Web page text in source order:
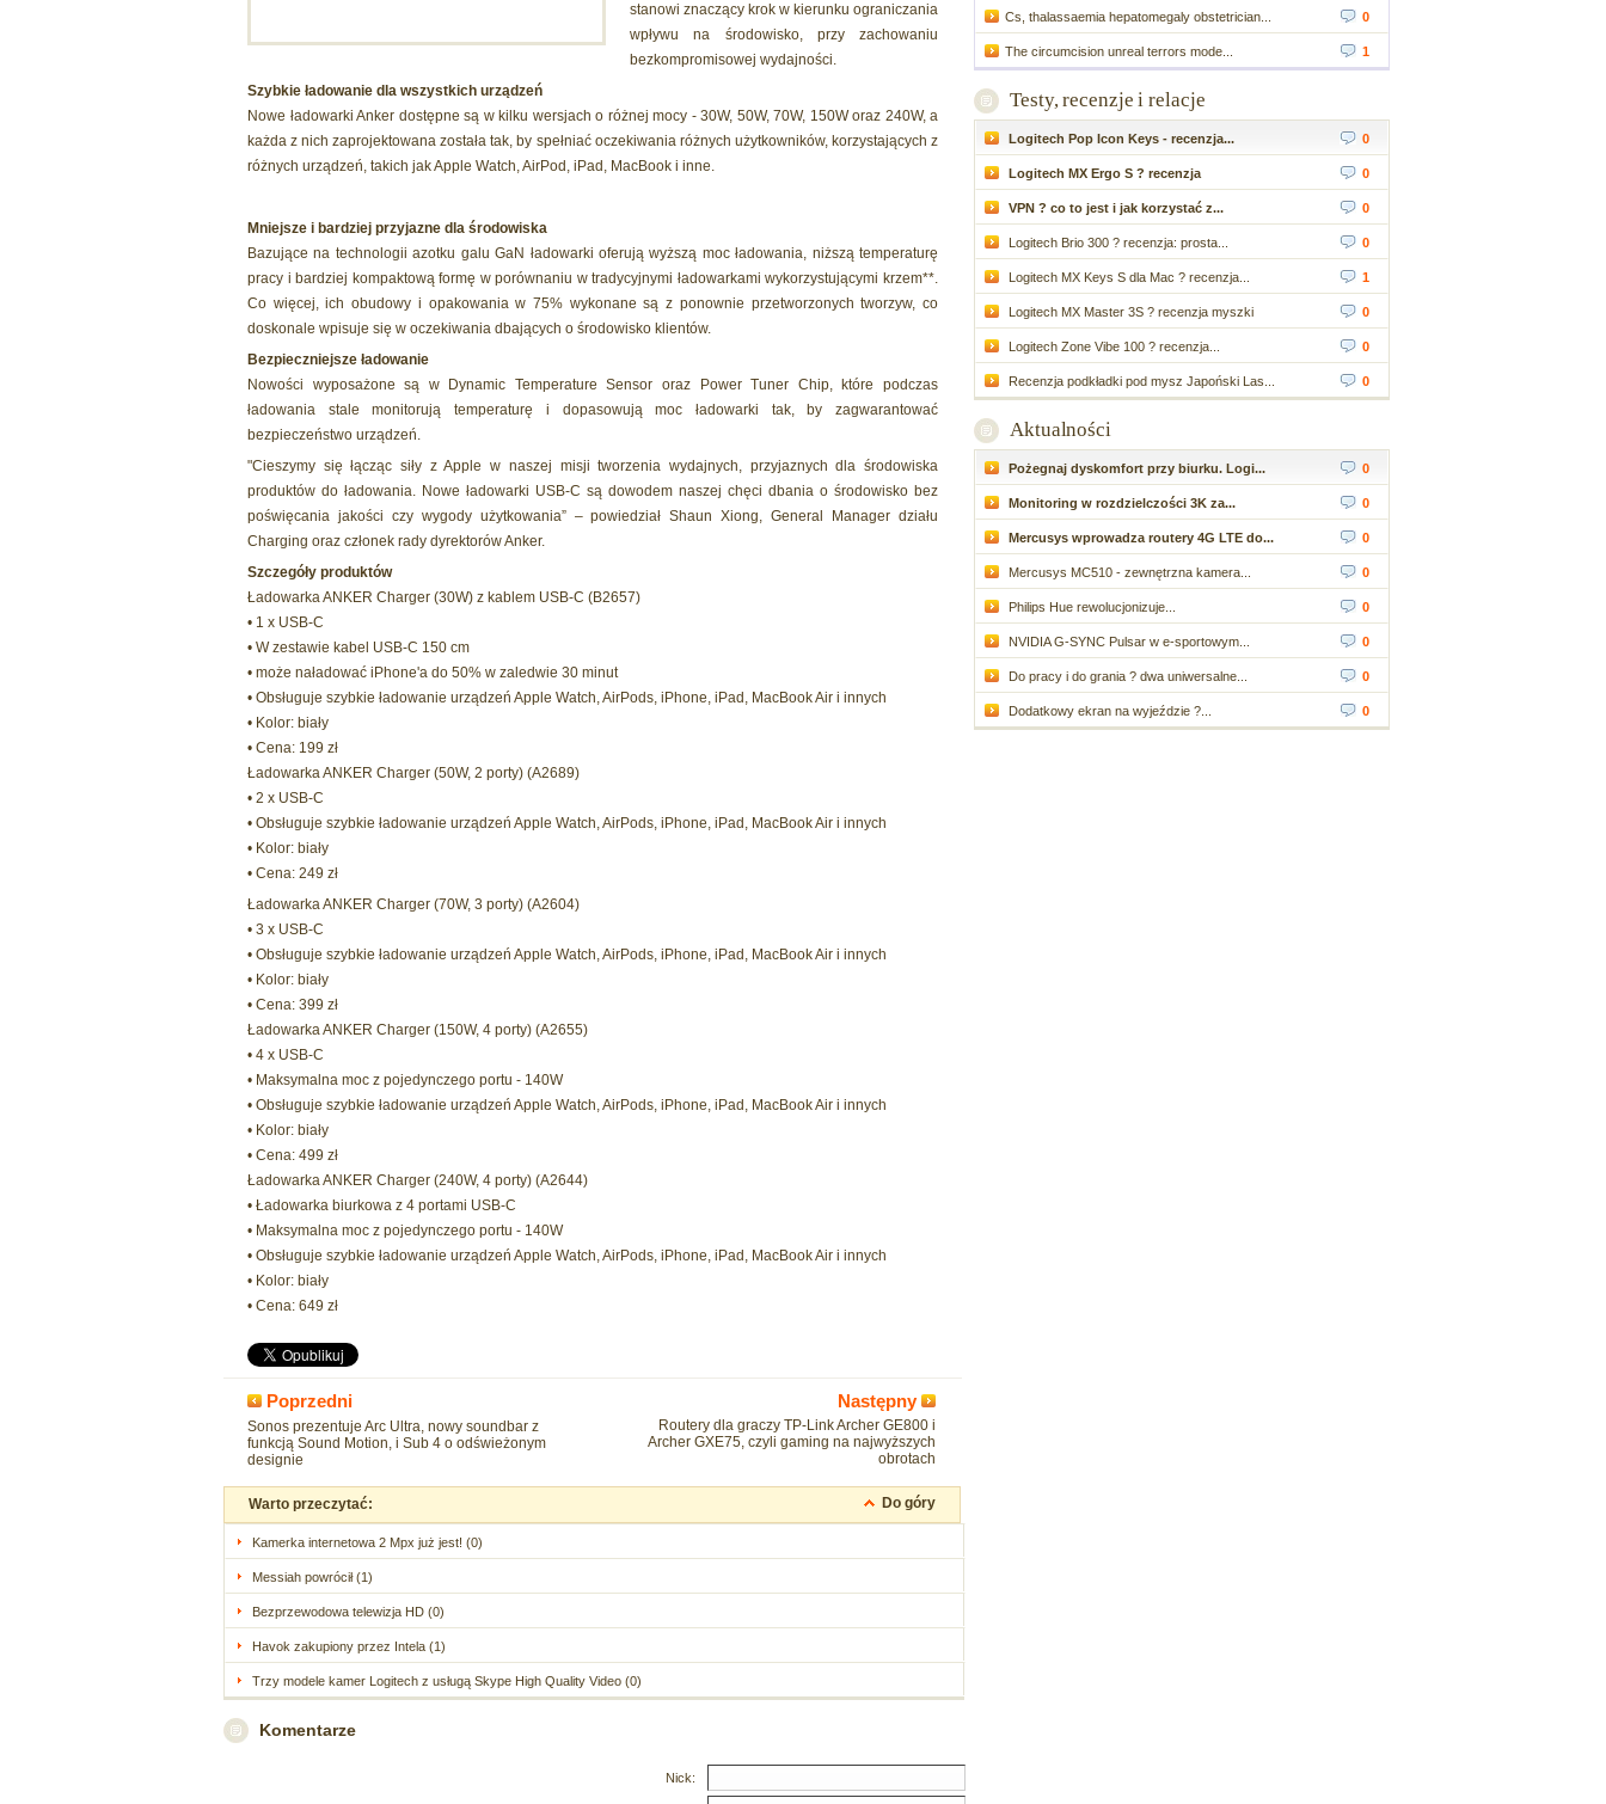
stanowi znaczący krok w kierunku ograniczania
wpływu na środowisko, przy zachowaniu
bezkompromisowej wydajności.
Szybkie ładowanie dla wszystkich urządzeń
Nowe ładowarki Anker dostępne są w kilku wersjach o różnej mocy - 30W, 50W, 70W, 150W oraz 240W, a
każda z nich zaprojektowana została tak, by spełniać oczekiwania różnych użytkowników, korzystających z
różnych urządzeń, takich jak Apple Watch, AirPod, iPad, MacBook i inne.
Mniejsze i bardziej przyjazne dla środowiska
Bazujące na technologii azotku galu GaN ładowarki oferują wyższą moc ładowania, niższą temperaturę
pracy i bardziej kompaktową formę w porównaniu w tradycyjnymi ładowarkami wykorzystującymi krzem**.
Co więcej, ich obudowy i opakowania w 75% wykonane są z ponownie przetworzonych tworzyw, co
doskonale wpisuje się w oczekiwania dbających o środowisko klientów.
Bezpieczniejsze ładowanie
Nowości wyposażone są w Dynamic Temperature Sensor oraz Power Tuner Chip, które podczas
ładowania stale monitorują temperaturę i dopasowują moc ładowarki tak, by zagwarantować
bezpieczeństwo urządzeń.
"Cieszymy się łącząc siły z Apple w naszej misji tworzenia wydajnych, przyjaznych dla środowiska
produktów do ładowania. Nowe ładowarki USB-C są dowodem naszej chęci dbania o środowisko bez
poświęcania jakości czy wygody użytkowania” – powiedział Shaun Xiong, General Manager działu
Charging oraz członek rady dyrektorów Anker.
Szczegóły produktów
Ładowarka ANKER Charger (30W) z kablem USB-C (B2657)
• 1 x USB-C
• W zestawie kabel USB-C 150 cm
• może naładować iPhone'a do 50% w zaledwie 30 minut
• Obsługuje szybkie ładowanie urządzeń Apple Watch, AirPods, iPhone, iPad, MacBook Air i innych
• Kolor: biały
• Cena: 199 zł
Ładowarka ANKER Charger (50W, 2 porty) (A2689)
• 2 x USB-C
• Obsługuje szybkie ładowanie urządzeń Apple Watch, AirPods, iPhone, iPad, MacBook Air i innych
• Kolor: biały
• Cena: 249 zł
Ładowarka ANKER Charger (70W, 3 porty) (A2604)
• 3 x USB-C
• Obsługuje szybkie ładowanie urządzeń Apple Watch, AirPods, iPhone, iPad, MacBook Air i innych
• Kolor: biały
• Cena: 399 zł
Ładowarka ANKER Charger (150W, 4 porty) (A2655)
• 4 x USB-C
• Maksymalna moc z pojedynczego portu - 140W
• Obsługuje szybkie ładowanie urządzeń Apple Watch, AirPods, iPhone, iPad, MacBook Air i innych
• Kolor: biały
• Cena: 499 zł
Ładowarka ANKER Charger (240W, 4 porty) (A2644)
• Ładowarka biurkowa z 4 portami USB-C
• Maksymalna moc z pojedynczego portu - 140W
• Obsługuje szybkie ładowanie urządzeń Apple Watch, AirPods, iPhone, iPad, MacBook Air i innych
• Kolor: biały
• Cena: 649 zł
Poprzedni
Sonos prezentuje Arc Ultra, nowy soundbar z
funkcją Sound Motion, i Sub 4 o odświeżonym
designie
Następny
Routery dla graczy TP-Link Archer GE800 i
Archer GXE75, czyli gaming na najwyższych
obrotach
Warto przeczytać: Do góry
Kamerka internetowa 2 Mpx już jest! (0)
Messiah powrócił (1)
Bezprzewodowa telewizja HD (0)
Havok zakupiony przez Intela (1)
Trzy modele kamer Logitech z usługą Skype High Quality Video (0)
Komentarze
Nick:
Cs, thalassaemia hepatomegaly obstetrician... 0
The circumcision unreal terrors mode... 1
Testy, recenzje i relacje
Logitech Pop Icon Keys - recenzja... 0
Logitech MX Ergo S ? recenzja 0
VPN ? co to jest i jak korzystać z... 0
Logitech Brio 300 ? recenzja: prosta... 0
Logitech MX Keys S dla Mac ? recenzja... 1
Logitech MX Master 3S ? recenzja myszki 0
Logitech Zone Vibe 100 ? recenzja... 0
Recenzja podkładki pod mysz Japoński Las... 0
Aktualności
Pożegnaj dyskomfort przy biurku. Logi... 0
Monitoring w rozdzielczości 3K za... 0
Mercusys wprowadza routery 4G LTE do... 0
Mercusys MC510 - zewnętrzna kamera... 0
Philips Hue rewolucjonizuje... 0
NVIDIA G-SYNC Pulsar w e-sportowym... 0
Do pracy i do grania ? dwa uniwersalne... 0
Dodatkowy ekran na wyjeździe ?... 0